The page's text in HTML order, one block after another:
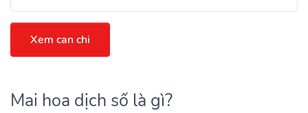
Xem can chi
Mai hoa dịch số là gì?